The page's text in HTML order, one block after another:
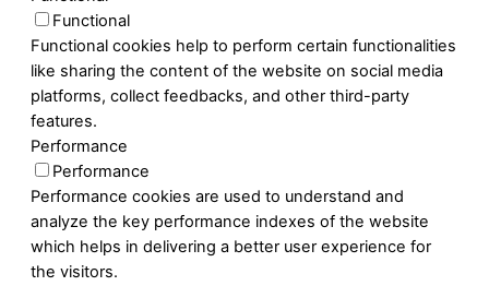
Functional
Functional cookies help to perform certain functionalities
like sharing the content of the website on social media
platforms, collect feedbacks, and other third-party
features.
Performance
Performance
Performance cookies are used to understand and
analyze the key performance indexes of the website
which helps in delivering a better user experience for
the visitors.